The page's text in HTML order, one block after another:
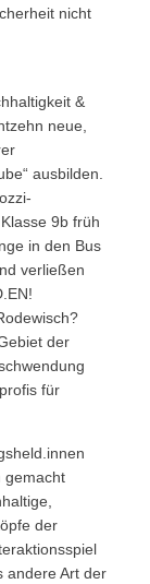
nicht
&
neue,
ausbilden.
9b früh
in den Bus
verließen
der
für
gemacht
der
andere Art der